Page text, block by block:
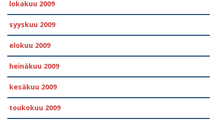
lokakuu 2009
syyskuu 2009
elokuu 2009
heinäkuu 2009
kesäkuu 2009
toukokuu 2009